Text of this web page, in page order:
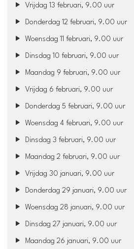
Vrijdag 13 februari, 9.00 uur
Donderdag 12 februari, 9.00 uur
Woensdag 11 februari, 9.00 uur
Dinsdag 10 februari, 9.00 uur
Maandag 9 februari, 9.00 uur
Vrijdag 6 februari, 9.00 uur
Donderdag 5 februari, 9.00 uur
Woensdag 4 februari, 9.00 uur
Dinsdag 3 februari, 9.00 uur
Maandag 2 februari, 9.00 uur
Vrijdag 30 januari, 9.00 uur
Donderdag 29 januari, 9.00 uur
Woensdag 28 januari, 9.00 uur
Dinsdag 27 januari, 9.00 uur
Maandag 26 januari, 9.00 uur